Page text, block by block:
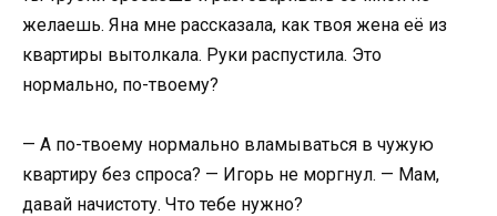
желаешь. Яна мне рассказала, как твоя жена её из
квартиры вытолкала. Руки распустила. Это
нормально, по-твоему?
— А по-твоему нормально вламываться в чужую
квартиру без спроса? — Игорь не моргнул. — Мам,
давай начистоту. Что тебе нужно?